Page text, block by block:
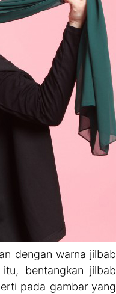
dengan warna jilbab
bentangkan jilbab
pada gambar yang